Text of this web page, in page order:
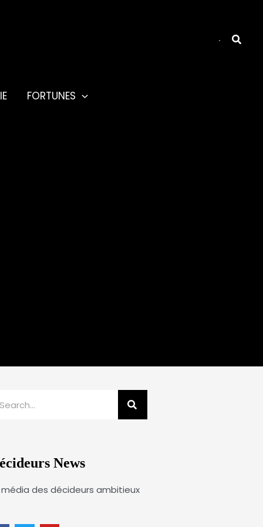
FORTUNES
News
média des décideurs ambitieux